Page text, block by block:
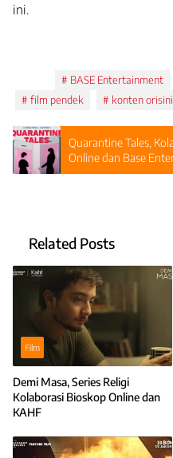
ini.
BASE Entertainment
film pendek
konten
Quarantine Tales,
Online dan Base
Related Posts
Film
Demi Masa, Series Religi
Kolaborasi Bioskop Online dan
KAHF